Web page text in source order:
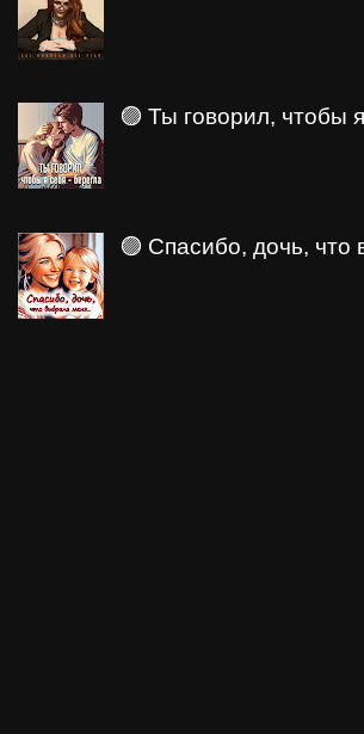
🟣 Ты говорил, чтобы
🟣 Спасибо, дочь, что